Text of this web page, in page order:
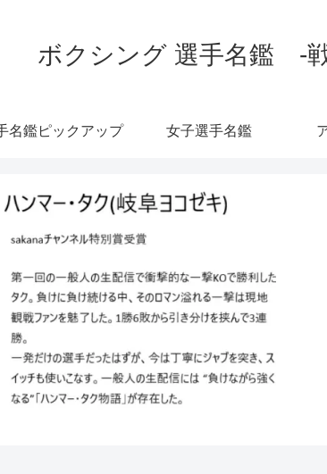
ボクシング 選手名鑑 -
名鑑ピックアップ 女子選手名鑑